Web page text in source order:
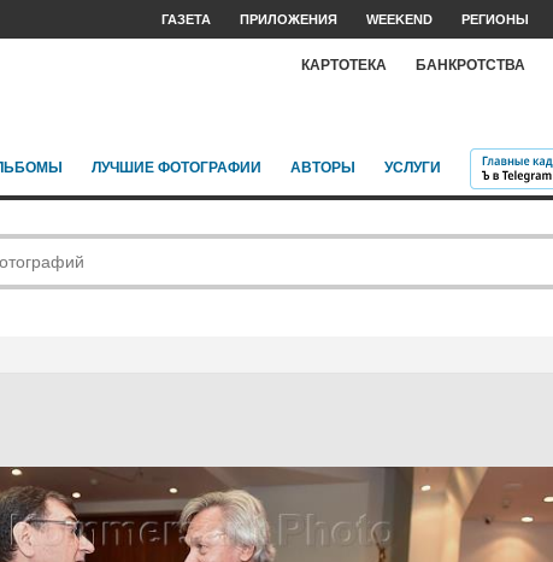
ГАЗЕТА ПРИЛОЖЕНИЯ WEEKEND РЕГИОНЫ
КАРТОТЕКА БАНКРОТСТВА
ЛУЧШИЕ ФОТОГРАФИИ АВТОРЫ УСЛУГИ